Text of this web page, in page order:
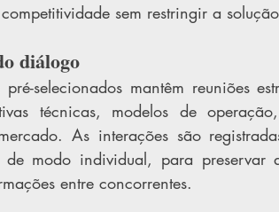
sem restringir a
diálogo
selecionados mantêm reuniões
técnicas, modelos de
As interações são
de modo individual, para
entre concorrentes.